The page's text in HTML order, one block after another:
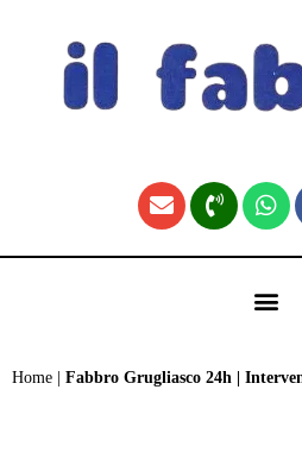
Home | Fabbro Grugliasco 24h |